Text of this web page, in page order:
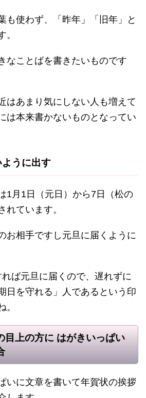
も使わず、「昨年」「旧年」と
。
なことばを書きたいものです
はあまり気にしない人も増えて
は本来書かないものとなってい
うに出す
1月1日（元日）から7日（松の
れています。
お相手ですし元旦に届くように
ば元旦に届くので、遅れずに
日を守れる」人であるという印
。
目上の方に はがきいっぱい
いに文章を書いて年賀状の挨拶